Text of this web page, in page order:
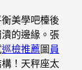
美學吧檯後
的邊緣。張
巡檢推薦圖員
！天秤座太